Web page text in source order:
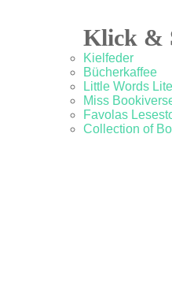
Klick &
Kielfeder
Bücherkaffee
Little Words
Miss
Favolas
Collection of